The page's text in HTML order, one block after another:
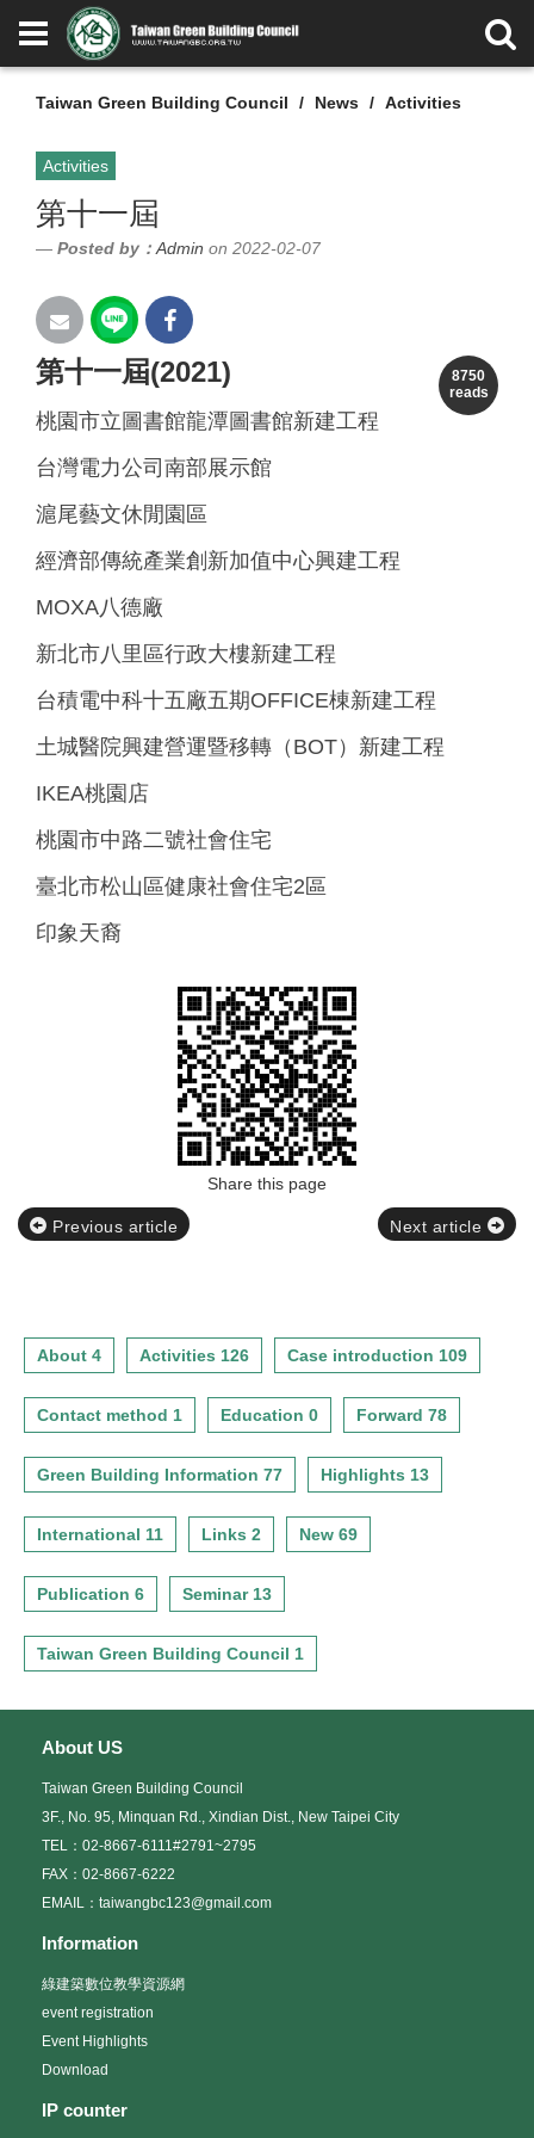
Taiwan Green Building Council News Activities
Activities
第十一屆
Posted by： Admin on 2022-02-07
8750
reads
第十一屆(2021)
桃園市立圖書館龍潭圖書館新建工程
台灣電力公司南部展示館
滬尾藝文休閒園區
經濟部傳統產業創新加值中心興建工程
MOXA八德廠
新北市八里區行政大樓新建工程
台積電中科十五廠五期OFFICE棟新建工程
土城醫院興建營運暨移轉（BOT）新建工程
IKEA桃園店
桃園市中路二號社會住宅
臺北市松山區健康社會住宅2區
印象天裔
Share this page
Previous article Next article
About 4 Activities 126 Case introduction 109
Contact method 1 Education 0 Forward 78
Green Building Information 77 Highlights 13
International 11 Links 2 New 69
Publication 6 Seminar 13
Taiwan Green Building Council 1
About US
Taiwan Green Building Council
3F., No. 95, Minquan Rd., Xindian Dist., New Taipei City
TEL：02-8667-6111#2791~2795
FAX：02-8667-6222
EMAIL：taiwangbc123@gmail.com
Information
綠建築數位教學資源網
event registration
Event Highlights
Download
IP counter